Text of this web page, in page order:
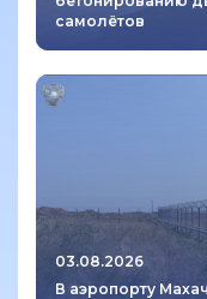
самолётов
03.08.2026
В аэропорту